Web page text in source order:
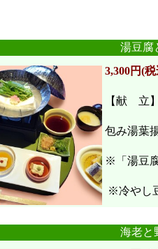
湯豆腐
3,300円(
【献 立
包み湯葉
※「湯豆
※冷やし
海老